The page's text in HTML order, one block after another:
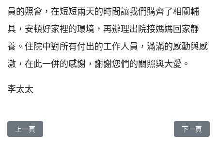
員的照會，在短短兩天的時間讓我們購齊了相關輔
具，安頓好家裡的環境，再辦理出院接媽媽回家靜
養。住院中對所有付出的工作人員，滿滿的感動與感
激，在此一併的感謝，謝謝您們的關照與大愛。
李太太
上一篇文章: 台中慈院、花蓮慈院《人醫心傳》263期
上一頁 下一篇文
下一頁